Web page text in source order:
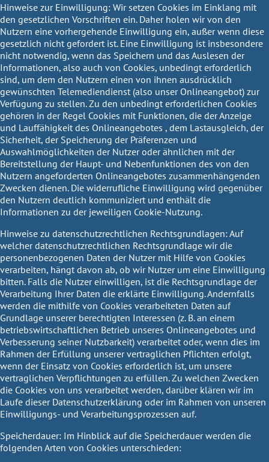
Hinweise zur Einwilligung: Wir setzen Cookies im Einklang mit
den gesetzlichen Vorschriften ein. Daher holen wir von den
Nutzern eine vorhergehende Einwilligung ein, außer wenn diese
gesetzlich nicht gefordert ist. Eine Einwilligung ist insbesondere
nicht notwendig, wenn das Speichern und das Auslesen der
Informationen, also auch von Cookies, unbedingt erforderlich
sind, um dem den Nutzern einen von ihnen ausdrücklich
gewünschten Telemediendienst (also unser Onlineangebot) zur
Verfügung zu stellen. Zu den unbedingt erforderlichen Cookies
gehören in der Regel Cookies mit Funktionen, die der Anzeige
und Lauffähigkeit des Onlineangebotes , dem Lastausgleich, der
Sicherheit, der Speicherung der Präferenzen und
Auswahlmöglichkeiten der Nutzer oder ähnlichen mit der
Bereitstellung der Haupt- und Nebenfunktionen des von den
Nutzern angeforderten Onlineangebotes zusammenhängenden
Zwecken dienen. Die widerrufliche Einwilligung wird gegenüber
den Nutzern deutlich kommuniziert und enthält die
Informationen zu der jeweiligen Cookie-Nutzung.
Hinweise zu datenschutzrechtlichen Rechtsgrundlagen:Auf
welcher datenschutzrechtlichen Rechtsgrundlage wir die
personenbezogenen Daten der Nutzer mit Hilfe von Cookies
verarbeiten, hängt davon ab, ob wir Nutzer um eine Einwilligung
bitten. Falls die Nutzer einwilligen, ist die Rechtsgrundlage der
Verarbeitung Ihrer Daten die erklärte Einwilligung. Andernfalls
werden die mithilfe von Cookies verarbeiteten Daten auf
Grundlage unserer berechtigten Interessen (z. B. an einem
betriebswirtschaftlichen Betrieb unseres Onlineangebotes und
Verbesserung seiner Nutzbarkeit) verarbeitet oder, wenn dies im
Rahmen der Erfüllung unserer vertraglichen Pflichten erfolgt,
wenn der Einsatz von Cookies erforderlich ist, um unsere
vertraglichen Verpflichtungen zu erfüllen. Zu welchen Zwecken
die Cookies von uns verarbeitet werden, darüber klären wir im
Laufe dieser Datenschutzerklärung oder im Rahmen von unseren
Einwilligungs- und Verarbeitungsprozessen auf.
Speicherdauer: Im Hinblick auf die Speicherdauer werden die
folgenden Arten von Cookies unterschieden: